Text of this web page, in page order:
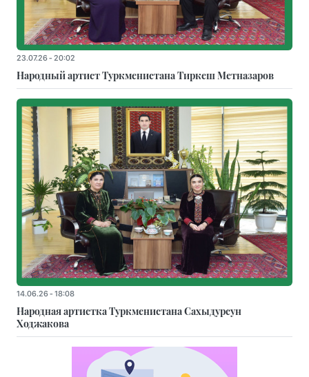
23.07.26 - 20:02
Народный артист Туркменистана Тиркеш Мeтназаров
14.06.26 - 18:08
Народная артистка Туркменистана Сахыдурсун
Ходжакова